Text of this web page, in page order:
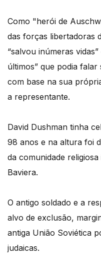
Como "herói de
das forças libertadoras
“salvou inúmeras
últimos” que podia
com base na sua
a representante.
David Dushman tinha
98 anos e na altura foi
da comunidade
Baviera.
O antigo soldado e a
alvo de exclusão,
antiga União Soviética
judaicas.